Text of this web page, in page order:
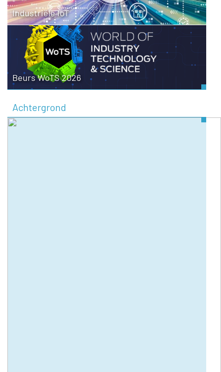
Industriële IoT
Beurs WoTS 2026
Achtergrond